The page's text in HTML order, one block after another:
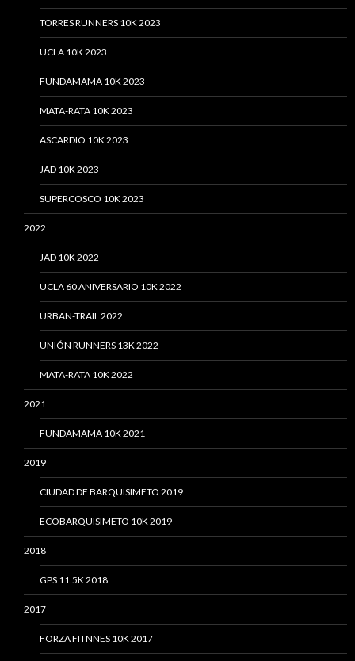
TORRES RUNNERS 10K 2023
UCLA 10K 2023
FUNDAMAMA 10K 2023
MATA-RATA 10K 2023
ASCARDIO 10K 2023
JAD 10K 2023
SUPERCOSCO 10K 2023
2022
JAD 10K 2022
UCLA 60 ANIVERSARIO 10K 2022
URBAN-TRAIL 2022
UNIÓN RUNNERS 13K 2022
MATA-RATA 10K 2022
2021
FUNDAMAMA 10K 2021
2019
CIUDAD DE BARQUISIMETO 2019
ECOBARQUISIMETO 10K 2019
2018
GPS 11.5K 2018
2017
FORZA FITNNES 10K 2017